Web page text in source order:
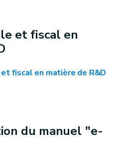
et fiscal en
fiscal en matière de R&D
du manuel "e-